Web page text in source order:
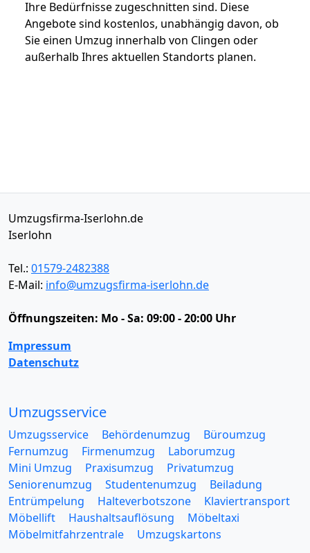
Ihre Bedürfnisse zugeschnitten sind. Diese
Angebote sind kostenlos, unabhängig davon, ob
Sie einen Umzug innerhalb von Clingen oder
außerhalb Ihres aktuellen Standorts planen.
Umzugsfirma-Iserlohn.de
Iserlohn
Tel.: 01579-2482388
E-Mail: info@umzugsfirma-iserlohn.de
Öffnungszeiten: Mo - Sa: 09:00 - 20:00 Uhr
Impressum
Datenschutz
Umzugsservice
Umzugsservice Behördenumzug
Büroumzug
Fernumzug
Firmenumzug
Laborumzug
Mini Umzug
Praxisumzug
Privatumzug
Seniorenumzug
Studentenumzug
Beiladung
Entrümpelung
Halteverbotszone
Klaviertransport
Möbellift
Haushaltsauflösung
Möbeltaxi
Möbelmitfahrzentrale
Umzugskartons